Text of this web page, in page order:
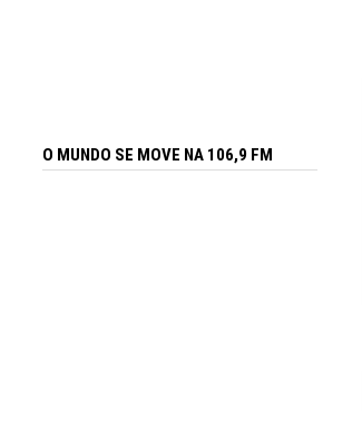
O MUNDO SE MOVE NA 106,9 FM